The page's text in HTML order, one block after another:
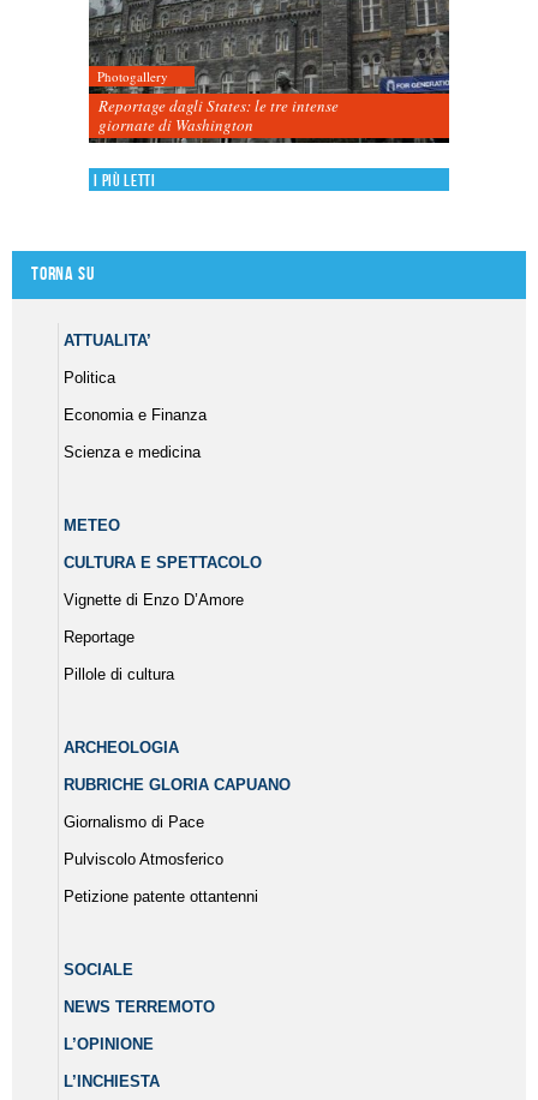
Photogallery
Reportage dagli States: le tre intense
giornate di Washington
I più letti
Torna su
ATTUALITA’
Politica
Economia e Finanza
Scienza e medicina
METEO
CULTURA E SPETTACOLO
Vignette di Enzo D’Amore
Reportage
Pillole di cultura
ARCHEOLOGIA
RUBRICHE GLORIA CAPUANO
Giornalismo di Pace
Pulviscolo Atmosferico
Petizione patente ottantenni
SOCIALE
NEWS TERREMOTO
L’OPINIONE
L’INCHIESTA